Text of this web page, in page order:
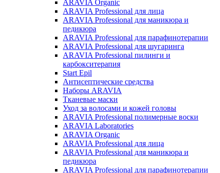
ARAVIA Organic
ARAVIA Professional для лица
ARAVIA Professional для маникюра и
педикюра
ARAVIA Professional для парафинотерапии
ARAVIA Professional для шугаринга
ARAVIA Professional пилинги и
карбокситерапия
Start Epil
Антисептические средства
Наборы ARAVIA
Тканевые маски
Уход за волосами и кожей головы
ARAVIA Professional полимерные воски
ARAVIA Laboratories
ARAVIA Organic
ARAVIA Professional для лица
ARAVIA Professional для маникюра и
педикюра
ARAVIA Professional для парафинотерапии